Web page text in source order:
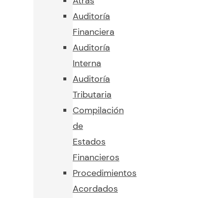
Auditoría
Financiera
Auditoría
Interna
Auditoría
Tributaria
Compilación
de
Estados
Financieros
Procedimientos
Acordados